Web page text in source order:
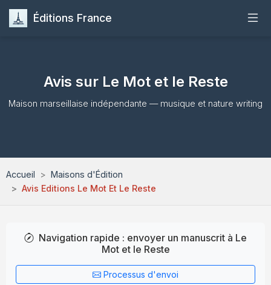
Éditions France
Formation
Avis sur Le Mot et le Reste
Maison marseillaise indépendante — musique et nature writing
Accueil
Maisons d'Édition
Avis Editions Le Mot Et Le Reste
Navigation rapide : envoyer un manuscrit à Le
Mot et le Reste
Processus d'envoi